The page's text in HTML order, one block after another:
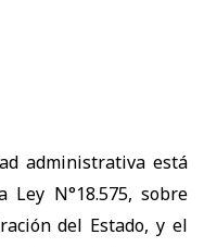
administrativa está
N°18.575, sobre
del Estado, y el